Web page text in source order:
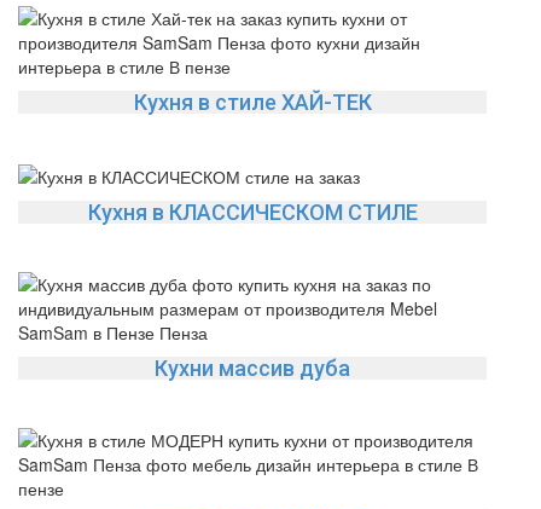
Кухня в стиле ХАЙ-ТЕК
Кухня в КЛАССИЧЕСКОМ СТИЛЕ
Кухни массив дуба